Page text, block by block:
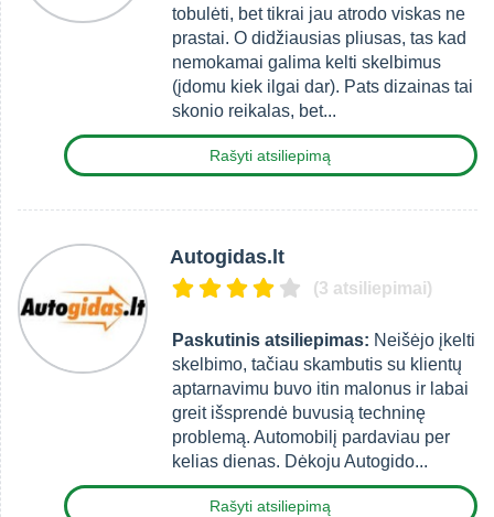
tobulėti, bet tikrai jau atrodo viskas ne
prastai. O didžiausias pliusas, tas kad
nemokamai galima kelti skelbimus
(įdomu kiek ilgai dar). Pats dizainas tai
skonio reikalas, bet...
Rašyti atsiliepimą
Autogidas.lt
(3 atsiliepimai)
Paskutinis atsiliepimas: Neišėjo įkelti
skelbimo, tačiau skambutis su klientų
aptarnavimu buvo itin malonus ir labai
greit išsprendė buvusią techninę
problemą. Automobilį pardaviau per
kelias dienas. Dėkoju Autogido...
Rašyti atsiliepimą